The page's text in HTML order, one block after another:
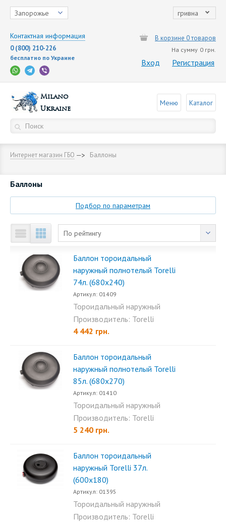
Запорожье гривна
Контактная информация
0 (800) 210-226
бесплатно по Украине
В корзине 0 товаров
На сумму 0 грн.
Вход Регистрация
Milano
Ukraine
Меню Каталог
Интернет магазин ГБО Баллоны
Баллоны
Подбор по параметрам
По рейтингу
Баллон тороидальный
наружный полнотелый Torelli
74л. (680х240)
Артикул: 01409
Тороидальный наружный
полнотелый баллон Torelli...
Производитель: Torelli
4 442 грн.
Баллон тороидальный
наружный полнотелый Torelli
85л. (680х270)
Артикул: 01410
Тороидальный наружный
полнотелый баллон Torelli...
Производитель: Torelli
5 240 грн.
Баллон тороидальный
наружный Torelli 37л.
(600х180)
Артикул: 01395
Тороидальный наружный
баллон Torelli 37л (600х180)...
Производитель: Torelli